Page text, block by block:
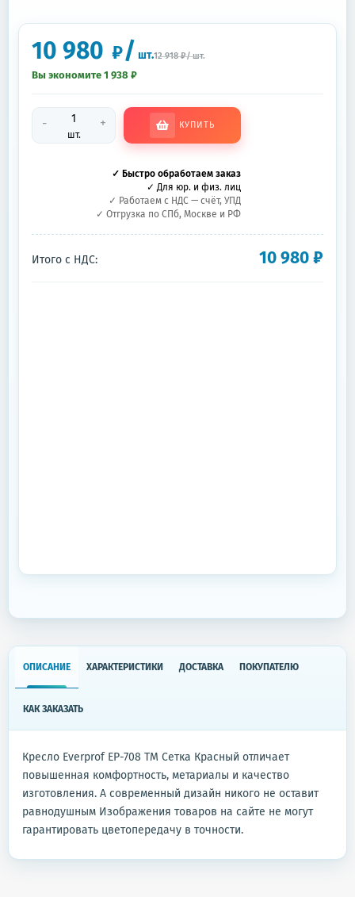
10 980 ₽/ шт.12 918 ₽/шт.
Вы экономите 1 938 ₽
-
шт.
+ КУПИТЬ
✓ Быстро обработаем заказ
✓ Для юр. и физ. лиц
✓ Работаем с НДС — счёт, УПД
✓ Отгрузка по СПб, Москве и РФ
Итого с НДС: 10 980₽
ОПИСАНИЕ ХАРАКТЕРИСТИКИ ДОСТАВКА ПОКУПАТЕЛЮ
КАК ЗАКАЗАТЬ
Кресло Everprof EP-708 TM Сетка Красный отличает
повышенная комфортность, метариалы и качество
изготовления. А современный дизайн никого не оставит
равнодушным Изображения товаров на сайте не могут
гарантировать цветопередачу в точности.